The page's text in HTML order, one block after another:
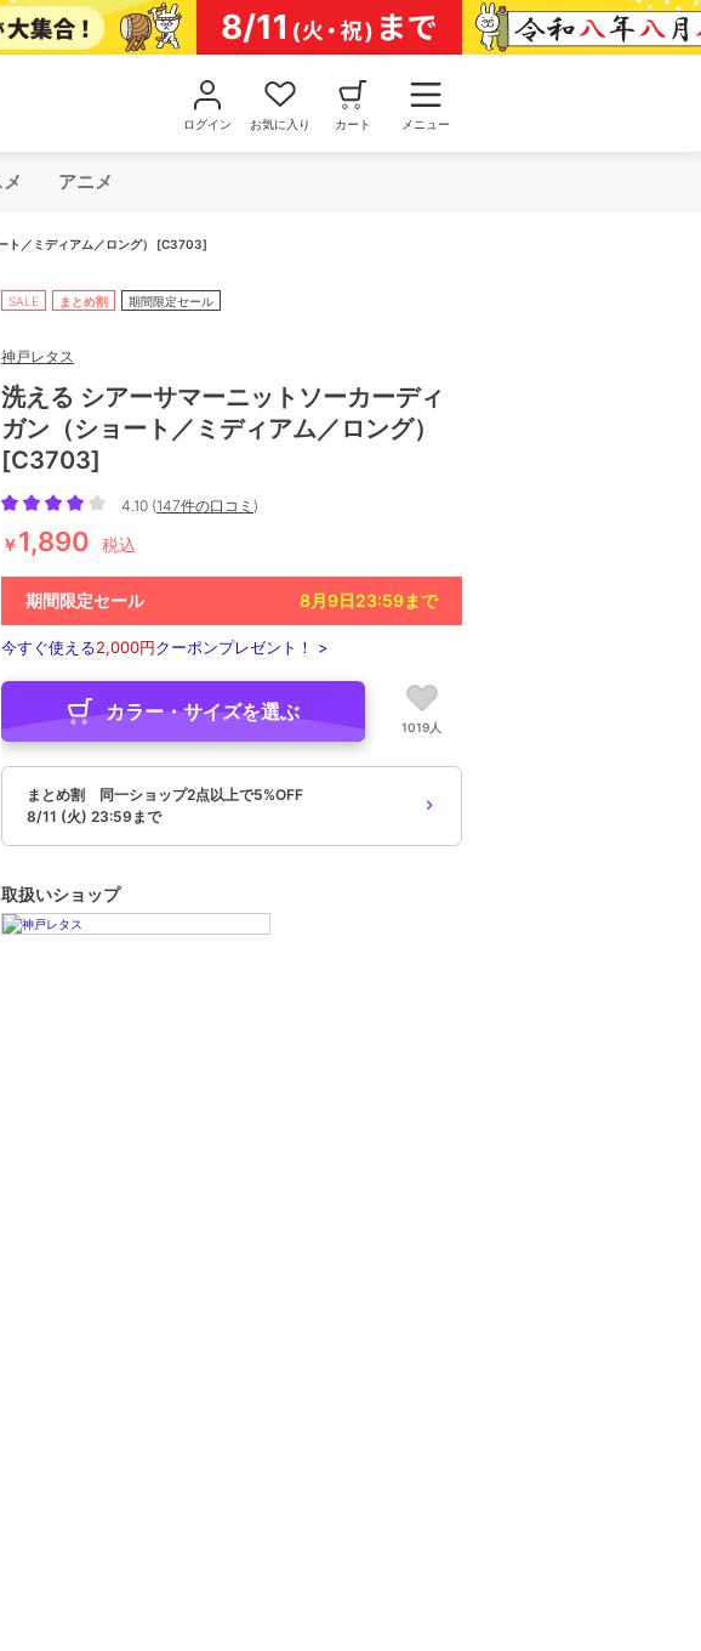
ログイン お気に入り カート メニュー
アニメ
ト／ミディアム／ロング） [C3703]
SALE まとめ割 期間限定セール
神戸レタス
洗える シアーサマーニットソーカーディ
ガン（ショート／ミディアム／ロング）
[C3703]
4.10 (147件の口コミ )
￥1,890 税込
期間限定セール 8月9日23:59まで
今すぐ使える2,000円クーポンプレゼント！ >
カラー・サイズを選ぶ
1019人
まとめ割 同一ショップ2点以上で5%OFF
8/11 (火) 23:59まで
取扱いショップ